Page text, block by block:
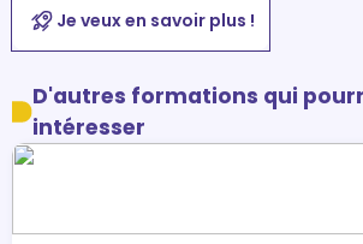
Je veux en savoir plus !
D'autres formations qui
intéresser